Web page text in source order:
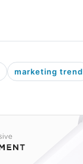
marketing trend